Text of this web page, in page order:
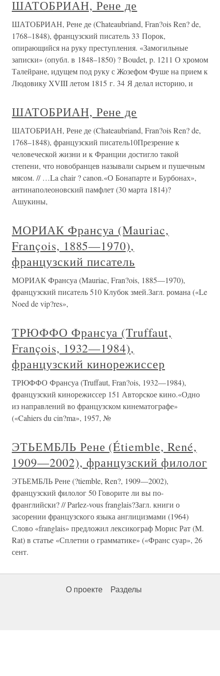
ШАТОБРИАН, Рене де
ШАТОБРИАН, Рене де (Chateaubriand, Fran?ois Ren? de,
1768–1848), французский писатель 33 Порок,
опирающийся на руку преступления. «Замогильные
записки» (опубл. в 1848–1850) ? Boudet, p. 1211 О хромом
Талейране, идущем под руку с Жозефом Фуше на прием к
Людовику XVIII летом 1815 г. 34 Я делал историю, и
ШАТОБРИАН, Рене де
ШАТОБРИАН, Рене де (Chateaubriand, Fran?ois Ren? de,
1768–1848), французский писатель10Презрение к
человеческой жизни и к Франции достигло такой
степени, что новобранцев называли сырьем и пушечным
мясом. // …La chair ? canon.«О Бонапарте и Бурбонах»,
антинаполеоновский памфлет (30 марта 1814)?
Ашукины,
МОРИАК Франсуа (Mauriac,
François, 1885—1970),
французский писатель
МОРИАК Франсуа (Mauriac, Fran?ois, 1885—1970),
французский писатель 510 Клубок змей.Загл. романа («Le
Noed de vip?res»,
ТРЮФФО Франсуа (Truffaut,
François, 1932—1984),
французский кинорежиссер
ТРЮФФО Франсуа (Truffaut, Fran?ois, 1932—1984),
французский кинорежиссер 151 Авторское кино.«Одно
из направлений во французском кинематографе»
(«Cahiers du cin?ma», 1957, №
ЭТЬЕМБЛЬ Рене (Étiemble, René,
1909—2002), французский филолог
ЭТЬЕМБЛЬ Рене (?tiemble, Ren?, 1909—2002),
французский филолог 50 Говорите ли вы по-
франглийски? // Parlez-vous franglais?Загл. книги о
засорении французского языка англицизмами (1964)
Слово «franglais» предложил лексикограф Морис Рат (M.
Rat) в статье «Сплетни о грамматике» («Франс суар», 26
сент.
О проекте Разделы